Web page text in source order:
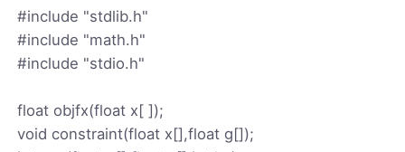
#include "stdlib.h"
#include "math.h"
#include "stdio.h"
float objfx(float x[ ]);
void constraint(float x[],float g[]);